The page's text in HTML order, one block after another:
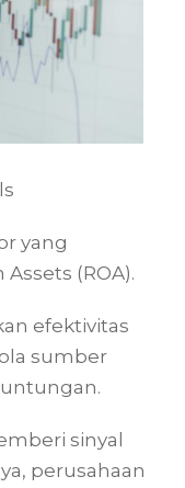
yang
(ROA).
efektivitas
sumber
sinyal
perusahaan